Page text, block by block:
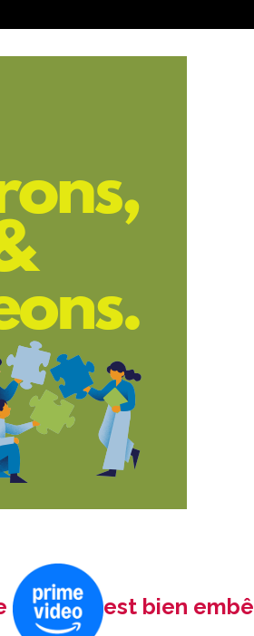
est bien